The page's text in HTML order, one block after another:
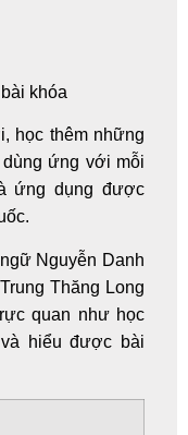
khóa
học thêm những
ứng với mỗi
ứng dụng được
Nguyễn Danh
Thăng Long
quan như học
hiểu được bài